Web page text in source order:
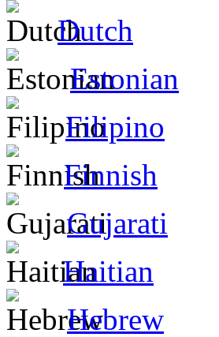
Dutch
Estonian
Filipino
Finnish
Gujarati
Haitian
Hebrew